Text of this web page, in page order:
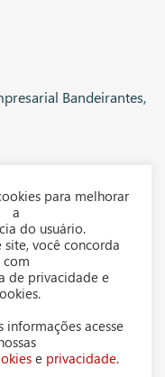
Bandeirantes,
para melhorar
a
do usuário.
você concorda
com
de privacidade e
informações acesse
e privacidade.